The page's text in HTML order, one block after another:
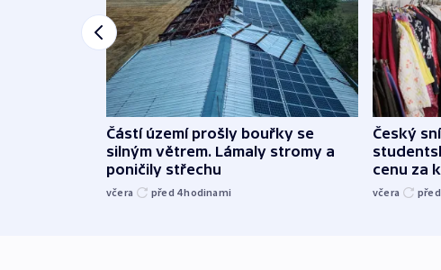
Částí území prošly bouřky se
silným větrem. Lámaly stromy a
poničily střechu
včera před 4hodinami
Český
cenu za
včera